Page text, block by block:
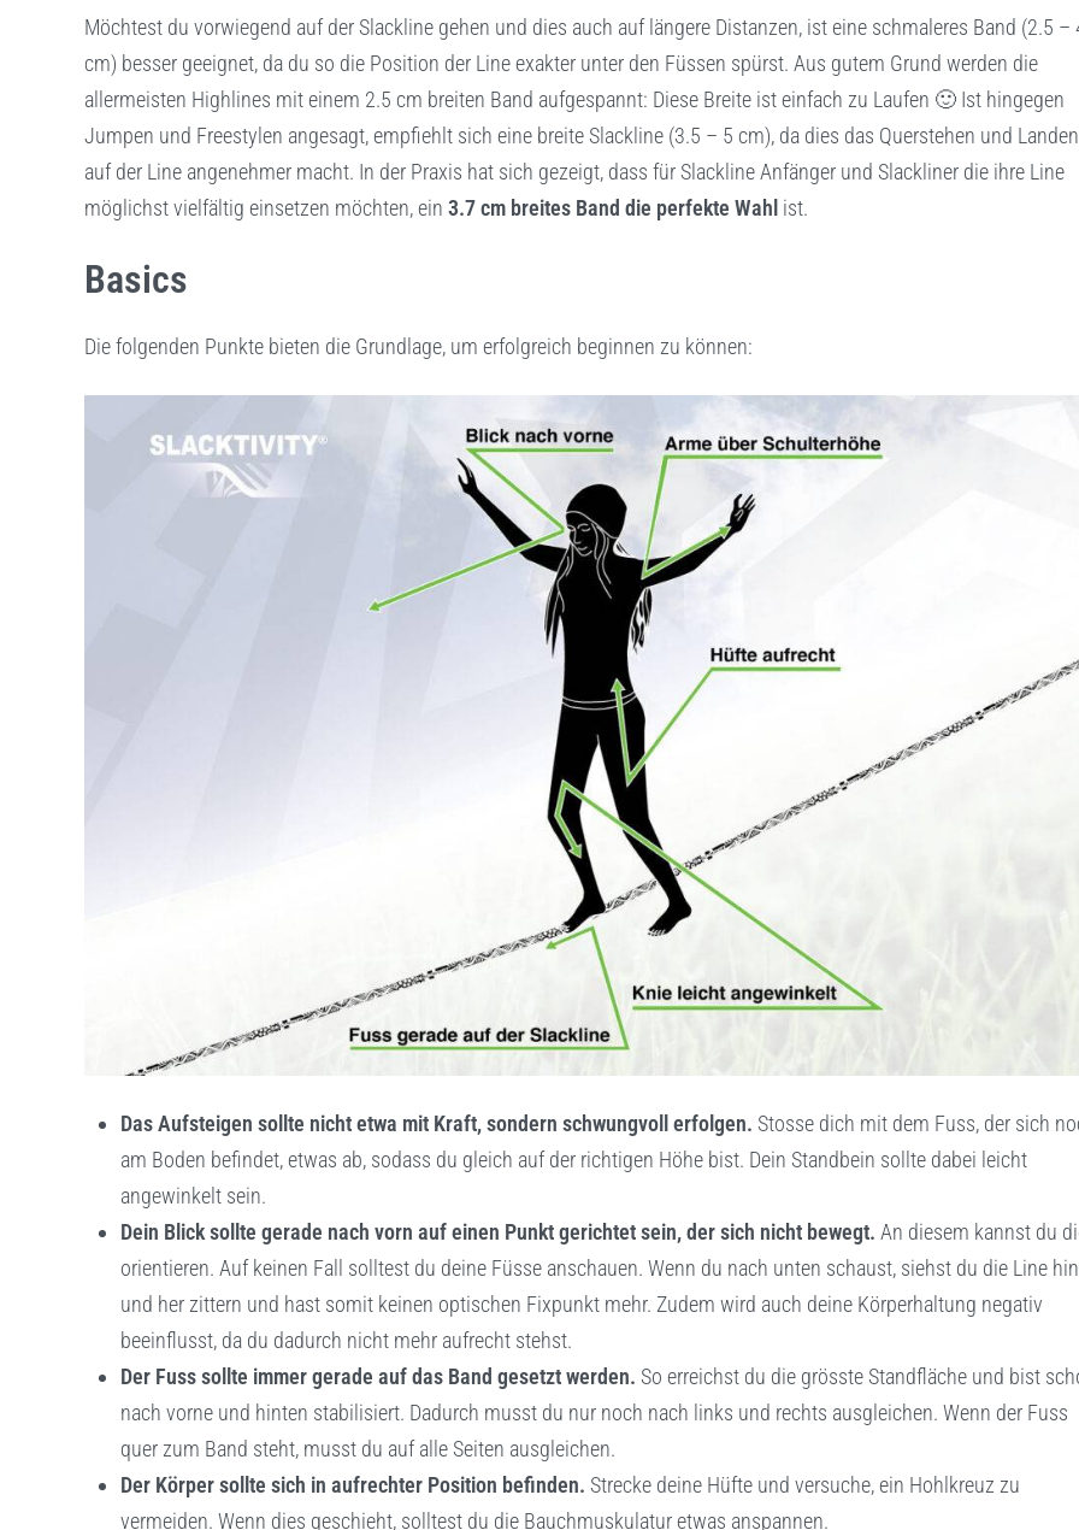
Möchtest du vorwiegend auf der Slackline gehen und dies auch auf längere Distanzen, ist eine schmaleres Band (2.5 –
cm) besser geeignet, da du so die Position der Line exakter unter den Füssen spürst. Aus gutem Grund werden die
allermeisten Highlines mit einem 2.5 cm breiten Band aufgespannt: Diese Breite ist einfach zu Laufen 🙂 Ist hingegen
Jumpen und Freestylen angesagt, empfiehlt sich eine breite Slackline (3.5 – 5 cm), da dies das Querstehen und Landen
auf der Line angenehmer macht. In der Praxis hat sich gezeigt, dass für Slackline Anfänger und Slackliner die ihre Line
möglichst vielfältig einsetzen möchten, ein 3.7 cm breites Band die perfekte Wahl ist.
Basics
Die folgenden Punkte bieten die Grundlage, um erfolgreich beginnen zu können:
Das Aufsteigen sollte nicht etwa mit Kraft, sondern schwungvoll erfolgen. Stosse dich mit dem Fuss, der sich
am Boden befindet, etwas ab, sodass du gleich auf der richtigen Höhe bist. Dein Standbein sollte dabei leicht
angewinkelt sein.
Dein Blick sollte gerade nach vorn auf einen Punkt gerichtet sein, der sich nicht bewegt. An diesem kannst du
orientieren. Auf keinen Fall solltest du deine Füsse anschauen. Wenn du nach unten schaust, siehst du die Line hin
und her zittern und hast somit keinen optischen Fixpunkt mehr. Zudem wird auch deine Körperhaltung negativ
beeinflusst, da du dadurch nicht mehr aufrecht stehst.
Der Fuss sollte immer gerade auf das Band gesetzt werden. So erreichst du die grösste Standfläche und bist
nach vorne und hinten stabilisiert. Dadurch musst du nur noch nach links und rechts ausgleichen. Wenn der Fuss
quer zum Band steht, musst du auf alle Seiten ausgleichen.
Der Körper sollte sich in aufrechter Position befinden. Strecke deine Hüfte und versuche, ein Hohlkreuz zu
vermeiden. Wenn dies geschieht, solltest du die Bauchmuskulatur etwas anspannen.